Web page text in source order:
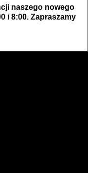
naszego nowego
i 8:00. Zapraszamy